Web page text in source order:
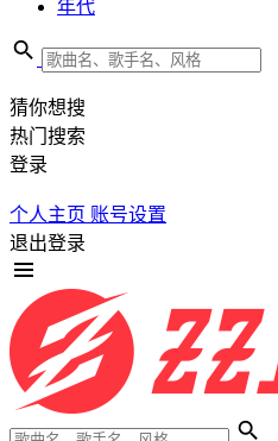
年代
猜你想搜
热门搜索
登录
个人主页 账号设置
退出登录